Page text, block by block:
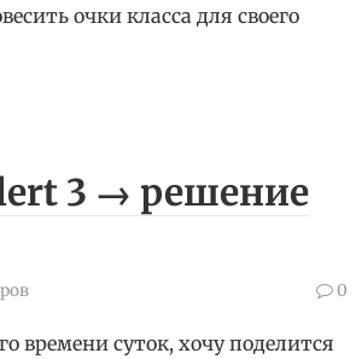
очки класса для своего
3 → решение
0
времени суток, хочу поделится